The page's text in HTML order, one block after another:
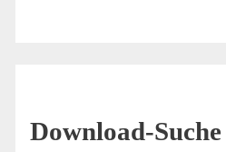
Download-Suche